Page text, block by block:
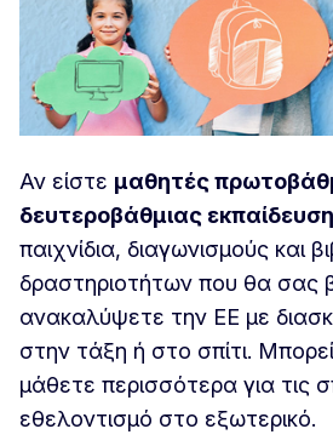
Αν είστε μαθητές
δευτεροβάθμιας
παιχνίδια, διαγωνισμούς και
δραστηριοτήτων που θα σας
ανακαλύψετε την ΕΕ με
στην τάξη ή στο σπίτι.
μάθετε περισσότερα για τις
εθελοντισμό στο εξωτερικό.